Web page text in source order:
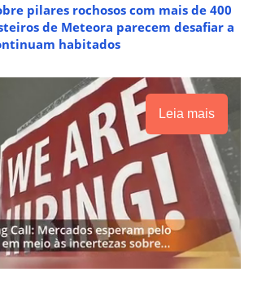
pilares rochosos com mais de 400
de Meteora parecem desafiar a
habitados
Leia mais